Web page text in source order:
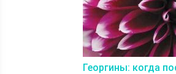
Георгины: когда